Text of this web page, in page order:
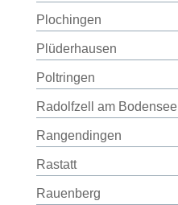
Plochingen
Plüderhausen
Poltringen
Radolfzell am Bodensee
Rangendingen
Rastatt
Rauenberg